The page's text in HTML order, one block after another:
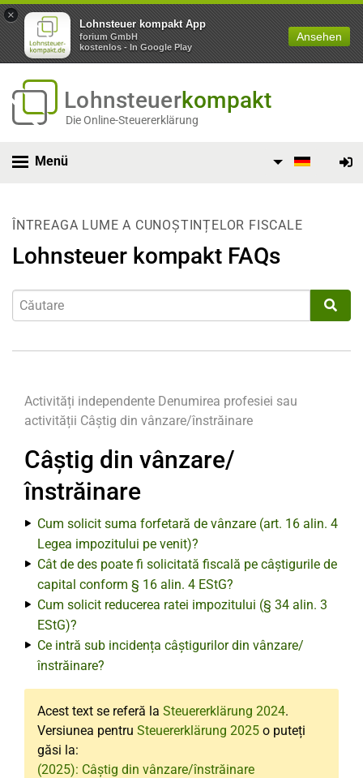
×
Lohnsteuer kompakt App
forium GmbH
kostenlos - In Google Play
Ansehen
Lohnsteuerkompakt
Die Online-Steuererklärung
Menü
ÎNTREAGA LUME A CUNOȘTINȚELOR FISCALE
Lohnsteuer kompakt FAQs
Activități independente Denumirea profesiei sau
activității Câștig din vânzare/înstrăinare
Câștig din vânzare/
înstrăinare
Cum solicit suma forfetară de vânzare (art. 16 alin. 4
Legea impozitului pe venit)?
Cât de des poate fi solicitată fiscală pe câștigurile de
capital conform § 16 alin. 4 EStG?
Cum solicit reducerea ratei impozitului (§ 34 alin. 3
EStG)?
Ce intră sub incidența câștigurilor din vânzare/
înstrăinare?
Acest text se referă la Steuererklärung 2024.
Versiunea pentru Steuererklärung 2025 o puteți
găsi la:
(2025): Câștig din vânzare/înstrăinare